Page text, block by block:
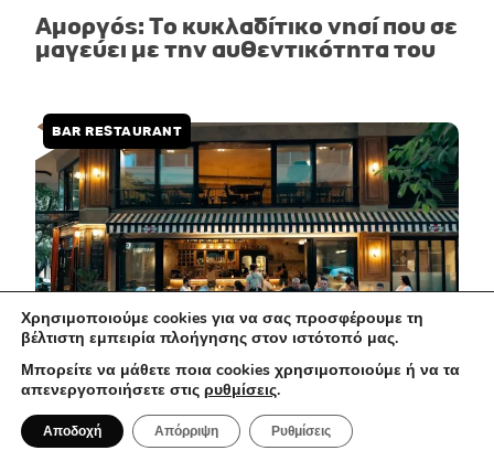
Αμοργός: Το κυκλαδίτικο νησί που σε
μαγεύει με την αυθεντικότητα του
1 Αυγούστου 2026
BAR RESTAURANT
Χρησιμοποιούμε cookies για να σας προσφέρουμε τη
βέλτιστη εμπειρία πλοήγησης στον ιστότοπό μας.
Μπορείτε να μάθετε ποια cookies χρησιμοποιούμε ή να τα
απενεργοποιήσετε στις ρυθμίσεις.
Αποδοχή Απόρριψη Ρυθμίσεις